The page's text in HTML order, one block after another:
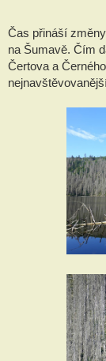
Čas přináší
na Šumavě. Čím
Čertova a